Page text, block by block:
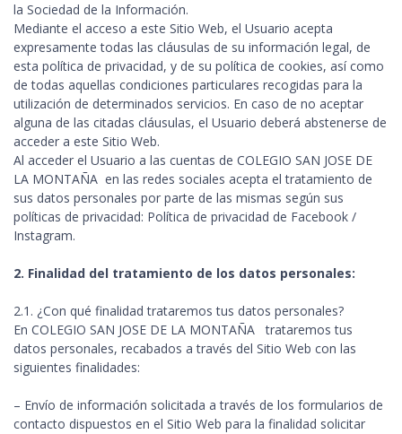
la Sociedad de la Información.
Mediante el acceso a este Sitio Web, el Usuario acepta
expresamente todas las cláusulas de su información legal, de
esta política de privacidad, y de su política de cookies, así como
de todas aquellas condiciones particulares recogidas para la
utilización de determinados servicios. En caso de no aceptar
alguna de las citadas cláusulas, el Usuario deberá abstenerse de
acceder a este Sitio Web.
Al acceder el Usuario a las cuentas de COLEGIO SAN JOSE DE
LA MONTAÑA en las redes sociales acepta el tratamiento de
sus datos personales por parte de las mismas según sus
políticas de privacidad: Política de privacidad de Facebook /
Instagram.
2. Finalidad del tratamiento de los datos personales:
2.1. ¿Con qué finalidad trataremos tus datos personales?
En COLEGIO SAN JOSE DE LA MONTAÑA trataremos tus
datos personales, recabados a través del Sitio Web con las
siguientes finalidades:
– Envío de información solicitada a través de los formularios de
contacto dispuestos en el Sitio Web para la finalidad solicitar